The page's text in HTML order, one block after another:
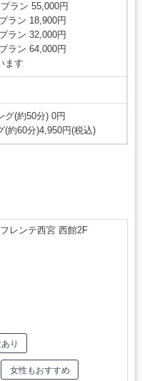
ラン 55,000円
ラン 18,900円
ラン 32,000円
ラン 64,000円
ます
グ(約50分) 0円
(約60分)4,950円(税込)
レンテ西宮 西館2F
り
女性もおすすめ